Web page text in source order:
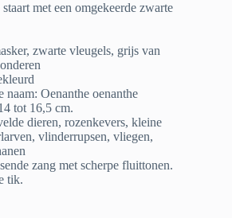
met een omgekeerde zwarte
zwarte vleugels, grijs van
naam: Oenanthe oenanthe
tot 16,5 cm.
dieren, rozenkevers, kleine
vlinderrupsen, vliegen,
zang met scherpe fluittonen.
tik.